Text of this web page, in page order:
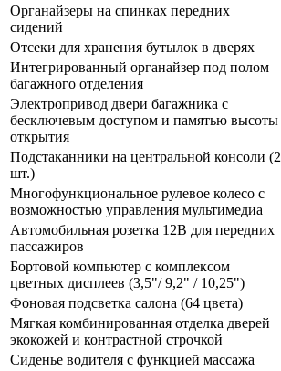
Органайзеры на спинках передних
сидений
Отсеки для хранения бутылок в дверях
Интегрированный органайзер под полом
багажного отделения
Электропривод двери багажника с
бесключевым доступом и памятью высоты
открытия
Подстаканники на центральной консоли (2
шт.)
Многофункциональное рулевое колесо с
возможностью управления мультимедиа
Автомобильная розетка 12В для передних
пассажиров
Бортовой компьютер с комплексом
цветных дисплеев (3,5"/ 9,2" / 10,25")
Фоновая подсветка салона (64 цвета)
Мягкая комбинированная отделка дверей
экокожей и контрастной строчкой
Сиденье водителя с функцией массажа